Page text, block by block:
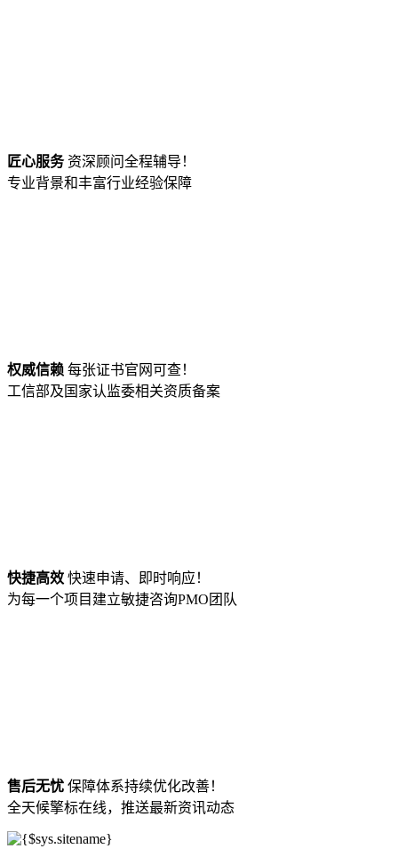
匠心服务资深顾问全程辅导！
专业背景和丰富行业经验保障
权威信赖 每张证书官网可查！
工信部及国家认监委相关资质备案
快捷高效 快速申请、即时响应！
为每一个项目建立敏捷咨询PMO团队
售后无忧 保障体系持续优化改善！
全天候擎标在线，推送最新资讯动态